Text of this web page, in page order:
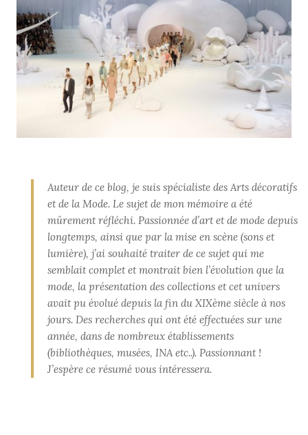
Auteur de ce blog, je suis spécialiste des Arts décoratifs
et de la Mode. Le sujet de mon mémoire a été
mûrement réfléchi. Passionnée d’art et de mode depuis
longtemps, ainsi que par la mise en scène (sons et
lumière), j’ai souhaité traiter de ce sujet qui me
semblait complet et montrait bien l’évolution que la
mode, la présentation des collections et cet univers
avait pu évolué depuis la fin du XIXème siècle à nos
jours. Des recherches qui ont été effectuées sur une
année, dans de nombreux établissements
(bibliothèques, musées, INA etc..). Passionnant !
J’espère ce résumé vous intéressera.